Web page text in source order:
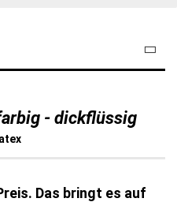
- dickflüssig
Das bringt es auf